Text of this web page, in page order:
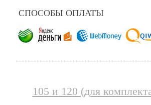
СПОСОБЫ ОПЛАТЫ
105 и 120 (для